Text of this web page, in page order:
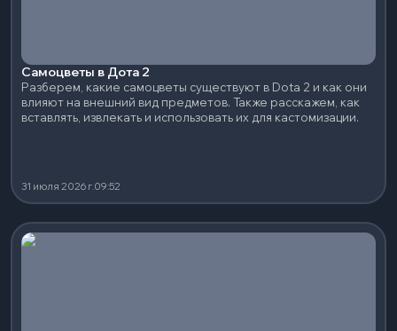
Самоцветы в Дота 2
Разберем, какие самоцветы существуют в Dota 2 и как они
влияют на внешний вид предметов. Также расскажем, как
вставлять, извлекать и использовать их для кастомизации.
31 июля 2026 г.09:52